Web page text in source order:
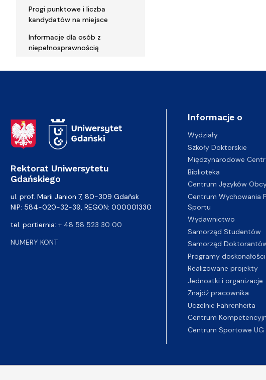
Progi punktowe i liczba
kandydatów na miejsce
Informacje dla osób z
niepełnosprawnością
Adres Rektoratu
Rektorat Uniwersytetu
Gdańskiego
ul. prof. Marii Janion 7, 80-309 Gdańsk
NIP: 584-020-32-39, REGON: 000001330
tel. portiernia: + 48 58 523 30 00
NUMERY KONT
Informacje o
Wydziały
Szkoły Doktorskie
Międzynarodowe
Biblioteka
Centrum Języków
Centrum Wychowania
Sportu
Wydawnictwo
Samorząd Studentów
Samorząd
Programy
Realizowane projekty
Jednostki i organizacje
Znajdź pracownika
Uczelnie Fahrenheita
Centrum
Centrum Sportowe UG